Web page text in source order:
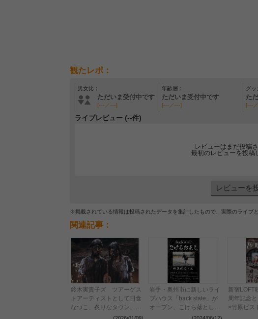
観たレポ：
男女比：
ただいま受付中です
[---／---]
年齢層：
ただいま受付中です
[---／---]
グッ
た
[---
ライブレビュー (--件)
レビューはまだ投稿
最初のレビューを投稿
レビューを
※掲載されている情報は投稿されたデータを集計したもので、実際のライブ
関連記事：
鈴木実貴子ズ ツアーゲス
トアーティストとして日食
なつこ、炙りなタウン、
toddleを発表 「かかって
(2026/01/09)
岩手・奥州市に新しいライ
ブハウス「back state」が
オープン、こけら落とし公
演に竹原ピストル(2024/06/12)
新宿LOFT
周年記念
×竹原ピス